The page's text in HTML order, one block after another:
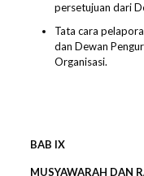
persetujuan dari
Tata cara
dan Dewan
Organisasi.
BAB IX
MUSYAWARAH DAN